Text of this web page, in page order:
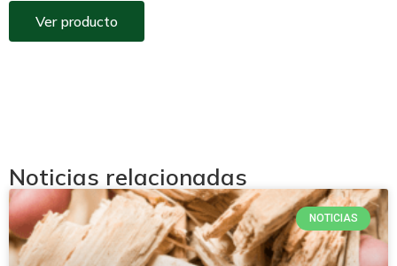
Ver producto
Noticias relacionadas
NOTICIAS